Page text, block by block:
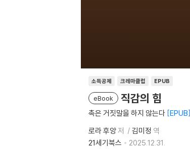
소득공제 크레마클럽 EPUB
eBook 직감의 힘
촉은 거짓말을 하지 않는다 EPUB
로라 후앙저 김미정 역
21세기북스
2025.12.31.